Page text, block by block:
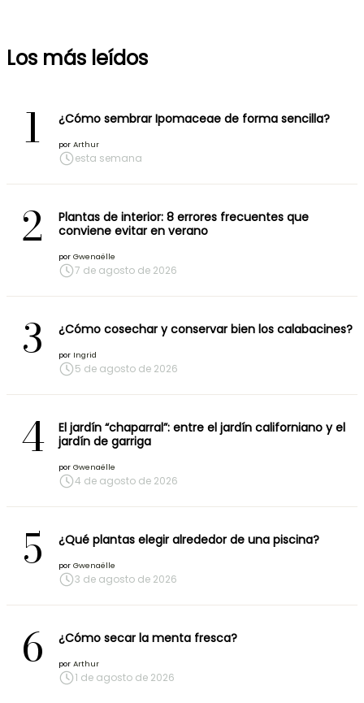
Los más leídos
1 ¿Cómo sembrar Ipomaceae de forma sencilla?
por Arthur
esta semana
2
Plantas de interior: 8 errores frecuentes que
conviene evitar en verano
por Gwenaëlle
7 de agosto de 2026
3 ¿Cómo cosechar y conservar bien los calabacines?
por Ingrid
5 de agosto de 2026
4
El jardín “chaparral”: entre el jardín californiano y el
jardín de garriga
por Gwenaëlle
4 de agosto de 2026
5 ¿Qué plantas elegir alrededor de una piscina?
por Gwenaëlle
3 de agosto de 2026
6 ¿Cómo secar la menta fresca?
por Arthur
1 de agosto de 2026